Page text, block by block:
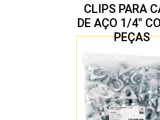
CLIPS PARA
DE AÇO 1/4″
PEÇAS